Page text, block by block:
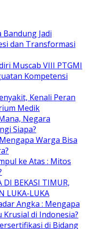
Bandung Jadi
dan Transformasi
Muscab VIII PTGMI
Kompetensi
Kenali Peran
Medik
Negara
Siapa?
Warga Bisa
ke Atas : Mitos
DI BEKASI TIMUR,
LUKA-LUKA
Angka : Mengapa
di Indonesia?
di Bidang